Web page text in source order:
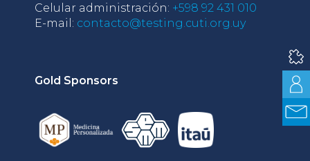
Celular administración: +598 92 431 010
E-mail: contacto@testing.cuti.org.uy
Gold Sponsors